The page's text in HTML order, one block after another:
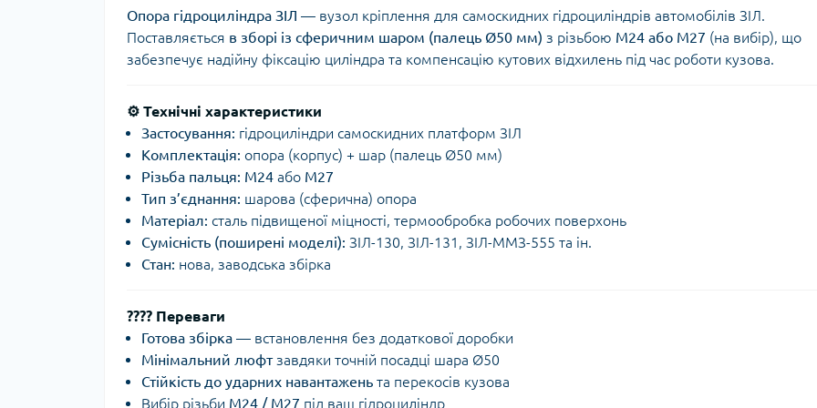
Опора гідроциліндра ЗІЛ — вузол кріплення для самоскидних гідроциліндрів автомобілів ЗІЛ.
Поставляється в зборі із сферичним шаром (палець Ø50 мм) з різьбою М24 або М27 (на вибір), що
забезпечує надійну фіксацію циліндра та компенсацію кутових відхилень під час роботи кузова.
⚙️ Технічні характеристики
Застосування: гідроциліндри самоскидних платформ ЗІЛ
Комплектація: опора (корпус) + шар (палець Ø50 мм)
Різьба пальця: М24 або М27
Тип з’єднання: шарова (сферична) опора
Матеріал: сталь підвищеної міцності, термообробка робочих поверхонь
Сумісність (поширені моделі): ЗІЛ-130, ЗІЛ-131, ЗІЛ-ММЗ-555 та ін.
Стан: нова, заводська збірка
???? Переваги
Готова збірка — встановлення без додаткової доробки
Мінімальний люфтзавдяки точній посадці шара Ø50
Стійкість до ударних навантажень та перекосів кузова
Вибір різьби М24 / М27 під ваш гідроциліндр